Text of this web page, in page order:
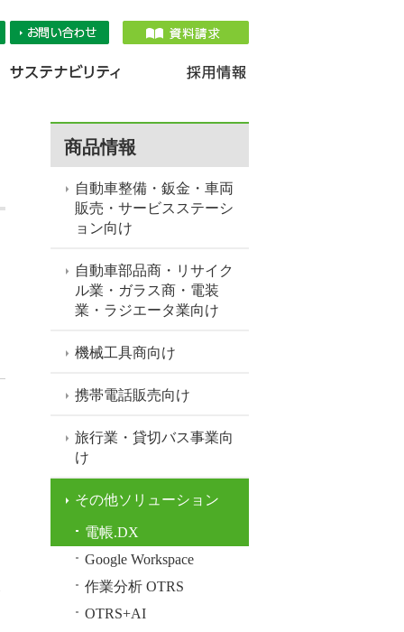
商品情報
自動車整備・鈑金・車両
販売・サービスステーシ
ョン向け
自動車部品商・リサイク
ル業・ガラス商・電装
業・ラジエータ業向け
機械工具商向け
携帯電話販売向け
旅行業・貸切バス事業向
け
その他ソリューション
電帳.DX
Google Workspace
作業分析 OTRS
OTRS+AI